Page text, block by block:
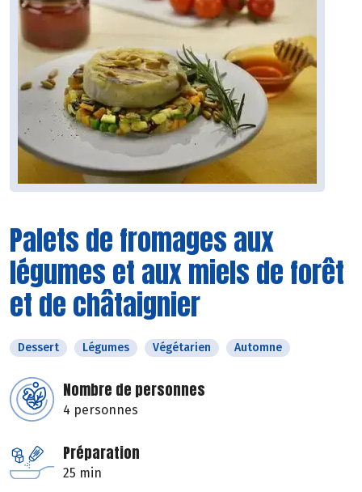
Palets de fromages aux
légumes et aux miels de forêt
et de châtaignier
Dessert Légumes Végétarien Automne
Nombre de personnes
4 personnes
Préparation
25 min